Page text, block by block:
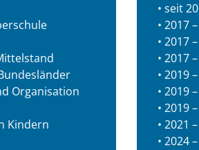
Organisation
Kindern
• seit
• 2017
• 2017
• 2017
• 2019
• 2019
• 2019
• 2021
• 2024